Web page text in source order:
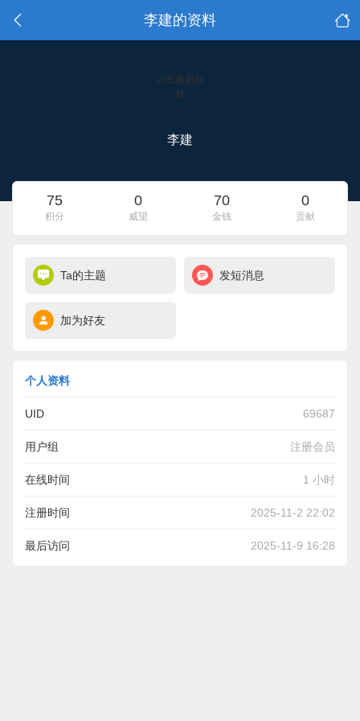
李建的资料
点击重新加
载
李建
75
积分
0
威望
70
金钱
0
贡献
Ta的主题 发短消息
加为好友
个人资料
UID 69687
用户组 注册会员
在线时间 1 小时
注册时间 2025-11-2 22:02
最后访问 2025-11-9 16:28